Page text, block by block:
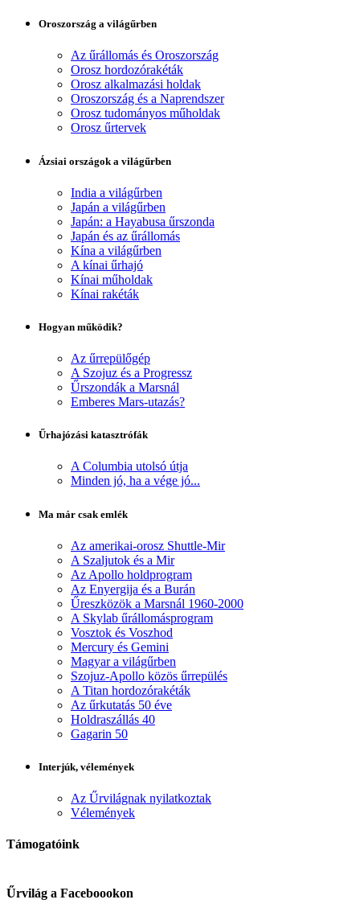
Oroszország a világűrben
Az űrállomás és Oroszország
Orosz hordozórakéták
Orosz alkalmazási holdak
Oroszország és a Naprendszer
Orosz tudományos műholdak
Orosz űrtervek
Ázsiai országok a világűrben
India a világűrben
Japán a világűrben
Japán: a Hayabusa űrszonda
Japán és az űrállomás
Kína a világűrben
A kínai űrhajó
Kínai műholdak
Kínai rakéták
Hogyan működik?
Az űrrepülőgép
A Szojuz és a Progressz
Űrszondák a Marsnál
Emberes Mars-utazás?
Űrhajózási katasztrófák
A Columbia utolsó útja
Minden jó, ha a vége jó...
Ma már csak emlék
Az amerikai-orosz Shuttle-Mir
A Szaljutok és a Mir
Az Apollo holdprogram
Az Enyergija és a Burán
Űreszközök a Marsnál 1960-2000
A Skylab űrállomásprogram
Vosztok és Voszhod
Mercury és Gemini
Magyar a világűrben
Szojuz-Apollo közös űrrepülés
A Titan hordozórakéták
Az űrkutatás 50 éve
Holdraszállás 40
Gagarin 50
Interjúk, vélemények
Az Űrvilágnak nyilatkoztak
Vélemények
Támogatóink
Űrvilág a Faceboookon